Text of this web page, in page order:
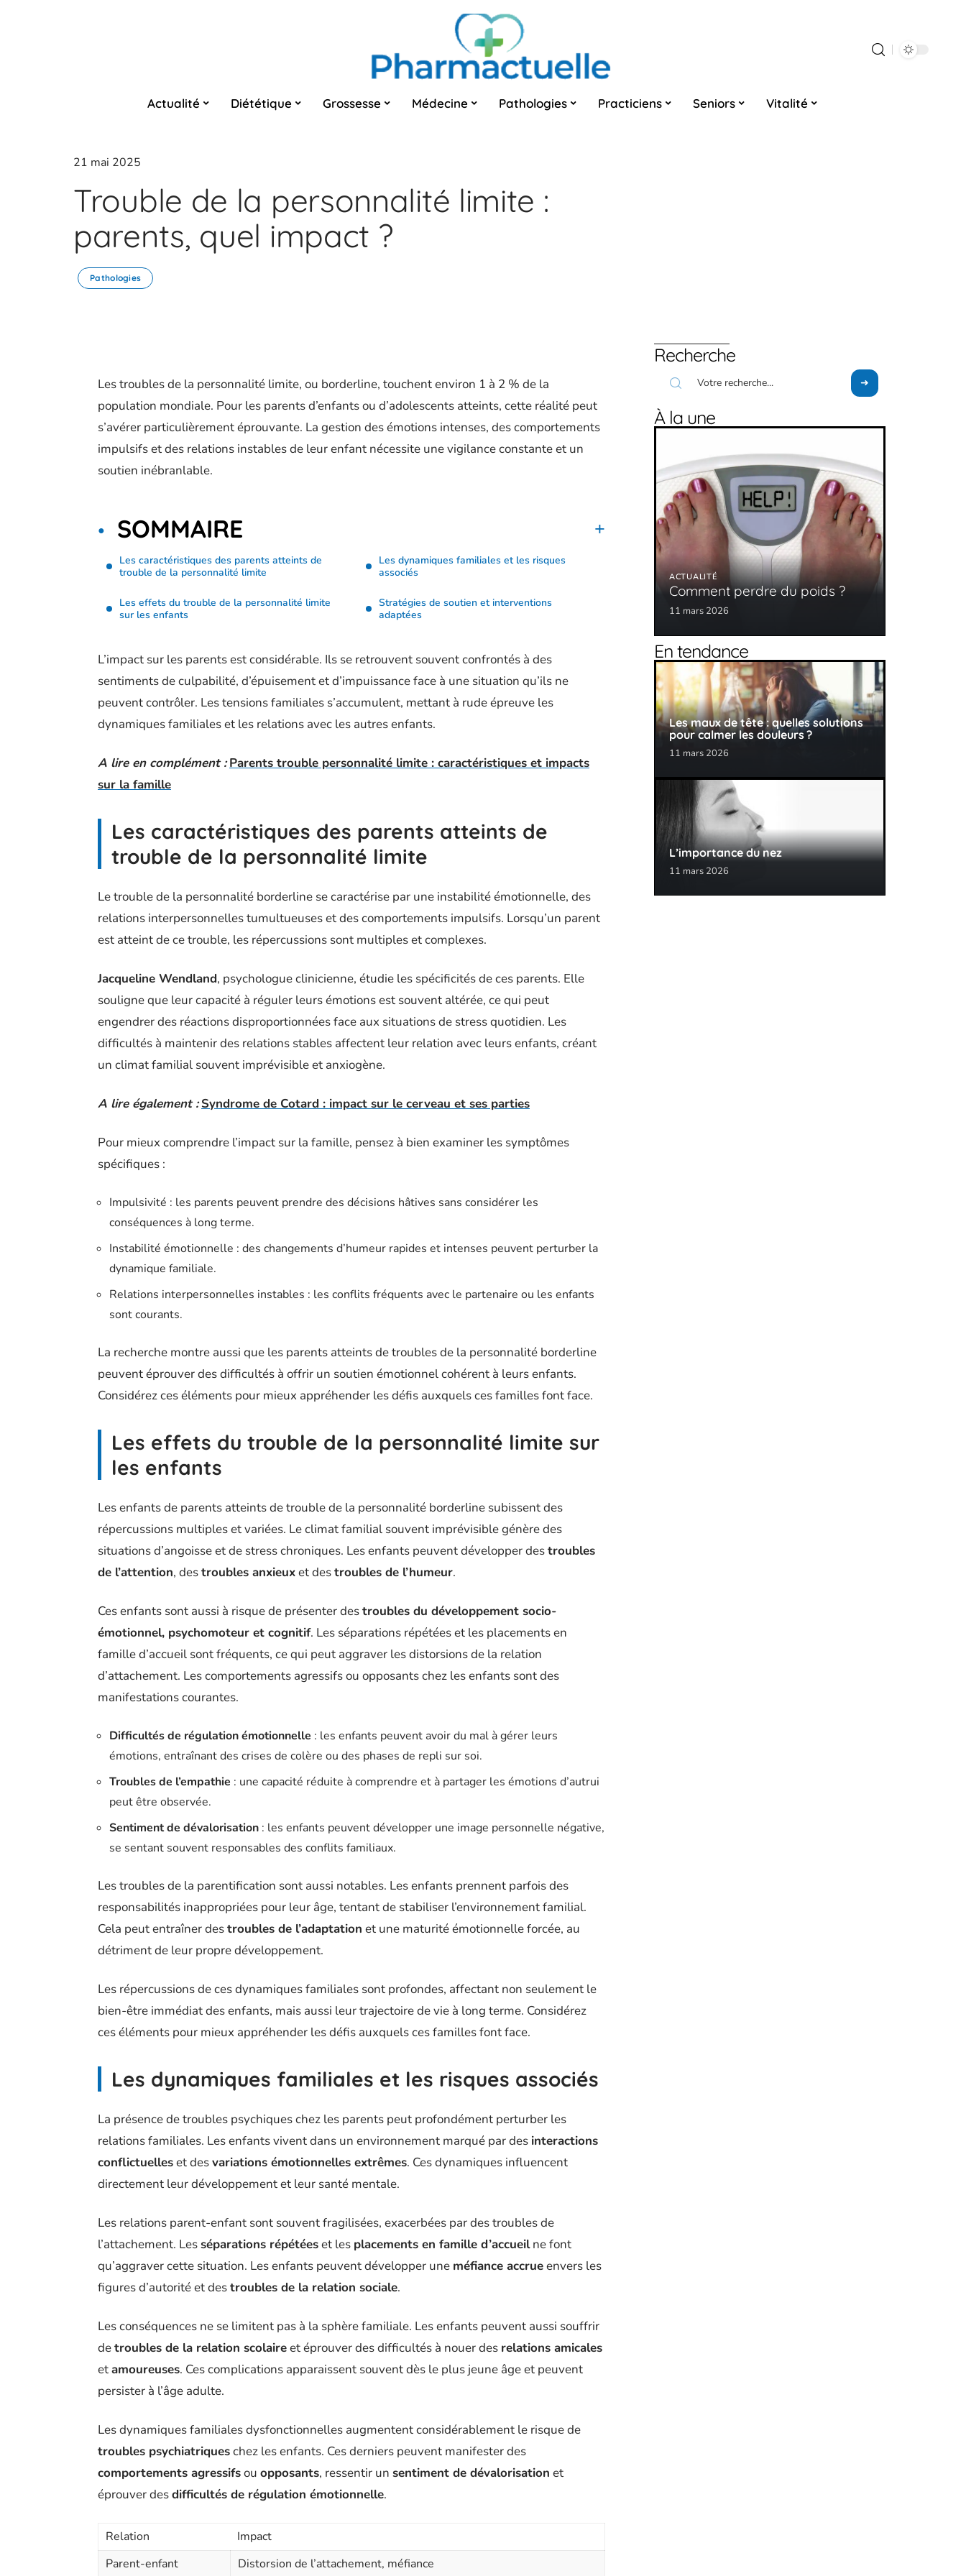
Actualité Diététique Grossesse Médecine Pathologies Practiciens Seniors Vitalité
21 mai 2025
Trouble de la personnalité limite :
parents, quel impact ?
Pathologies
Les troubles de la personnalité limite, ou borderline, touchent environ 1 à 2 % de la
population mondiale. Pour les parents d’enfants ou d’adolescents atteints, cette réalité peut
s’avérer particulièrement éprouvante. La gestion des émotions intenses, des comportements
impulsifs et des relations instables de leur enfant nécessite une vigilance constante et un
soutien inébranlable.
SOMMAIRE
Les caractéristiques des parents atteints de
trouble de la personnalité limite
Les effets du trouble de la personnalité limite
sur les enfants
Les dynamiques familiales et les risques
associés
Stratégies de soutien et interventions
adaptées
L’impact sur les parents est considérable. Ils se retrouvent souvent confrontés à des
sentiments de culpabilité, d’épuisement et d’impuissance face à une situation qu’ils ne
peuvent contrôler. Les tensions familiales s’accumulent, mettant à rude épreuve les
dynamiques familiales et les relations avec les autres enfants.
A lire en complément : Parents trouble personnalité limite : caractéristiques et impacts
sur la famille
Les caractéristiques des parents atteints de
trouble de la personnalité limite
Le trouble de la personnalité borderline se caractérise par une instabilité émotionnelle, des
relations interpersonnelles tumultueuses et des comportements impulsifs. Lorsqu’un parent
est atteint de ce trouble, les répercussions sont multiples et complexes.
Jacqueline Wendland, psychologue clinicienne, étudie les spécificités de ces parents. Elle
souligne que leur capacité à réguler leurs émotions est souvent altérée, ce qui peut
engendrer des réactions disproportionnées face aux situations de stress quotidien. Les
difficultés à maintenir des relations stables affectent leur relation avec leurs enfants, créant
un climat familial souvent imprévisible et anxiogène.
A lire également : Syndrome de Cotard : impact sur le cerveau et ses parties
Pour mieux comprendre l’impact sur la famille, pensez à bien examiner les symptômes
spécifiques :
Impulsivité : les parents peuvent prendre des décisions hâtives sans considérer les
conséquences à long terme.
Instabilité émotionnelle : des changements d’humeur rapides et intenses peuvent perturber la
dynamique familiale.
Relations interpersonnelles instables : les conflits fréquents avec le partenaire ou les enfants
sont courants.
La recherche montre aussi que les parents atteints de troubles de la personnalité borderline
peuvent éprouver des difficultés à offrir un soutien émotionnel cohérent à leurs enfants.
Considérez ces éléments pour mieux appréhender les défis auxquels ces familles font face.
Les effets du trouble de la personnalité limite sur
les enfants
Les enfants de parents atteints de trouble de la personnalité borderline subissent des
répercussions multiples et variées. Le climat familial souvent imprévisible génère des
situations d’angoisse et de stress chroniques. Les enfants peuvent développer destroubles
de l’attention, destroubles anxieuxet destroubles de l’humeur.
Ces enfants sont aussi à risque de présenter destroubles du développement socio-
émotionnel, psychomoteur et cognitif. Les séparations répétées et les placements en
famille d’accueil sont fréquents, ce qui peut aggraver les distorsions de la relation
d’attachement. Les comportements agressifs ou opposants chez les enfants sont des
manifestations courantes.
Difficultés de régulation émotionnelle : les enfants peuvent avoir du mal à gérer leurs
émotions, entraînant des crises de colère ou des phases de repli sur soi.
Troubles de l’empathie : une capacité réduite à comprendre et à partager les émotions d’autrui
peut être observée.
Sentiment de dévalorisation : les enfants peuvent développer une image personnelle négative,
se sentant souvent responsables des conflits familiaux.
Les troubles de la parentification sont aussi notables. Les enfants prennent parfois des
responsabilités inappropriées pour leur âge, tentant de stabiliser l’environnement familial.
Cela peut entraîner destroubles de l’adaptation et une maturité émotionnelle forcée, au
détriment de leur propre développement.
Les répercussions de ces dynamiques familiales sont profondes, affectant non seulement le
bien-être immédiat des enfants, mais aussi leur trajectoire de vie à long terme. Considérez
ces éléments pour mieux appréhender les défis auxquels ces familles font face.
Les dynamiques familiales et les risques associés
La présence de troubles psychiques chez les parents peut profondément perturber les
relations familiales. Les enfants vivent dans un environnement marqué par des interactions
conflictuelleset desvariations émotionnelles extrêmes. Ces dynamiques influencent
directement leur développement et leur santé mentale.
Les relations parent-enfant sont souvent fragilisées, exacerbées par des troubles de
l’attachement. Lesséparations répétéeset les placements en famille d’accueilne font
qu’aggraver cette situation. Les enfants peuvent développer une méfiance accrueenvers les
figures d’autorité et destroubles de la relation sociale.
Les conséquences ne se limitent pas à la sphère familiale. Les enfants peuvent aussi souffrir
detroubles de la relation scolaireet éprouver des difficultés à nouer des relations amicales
etamoureuses. Ces complications apparaissent souvent dès le plus jeune âge et peuvent
persister à l’âge adulte.
Les dynamiques familiales dysfonctionnelles augmentent considérablement le risque de
troubles psychiatriqueschez les enfants. Ces derniers peuvent manifester des
comportements agressifsou opposants, ressentir un sentiment de dévalorisation et
éprouver desdifficultés de régulation émotionnelle.
Relation
Impact
Parent-enfant
Distorsion de l’attachement, méfiance
Recherche
À la une
ACTUALITÉ
Comment perdre du poids ?
11 mars 2026
En tendance
Les maux de tête : quelles solutions
pour calmer les douleurs ?
11 mars 2026
L’importance du nez
11 mars 2026